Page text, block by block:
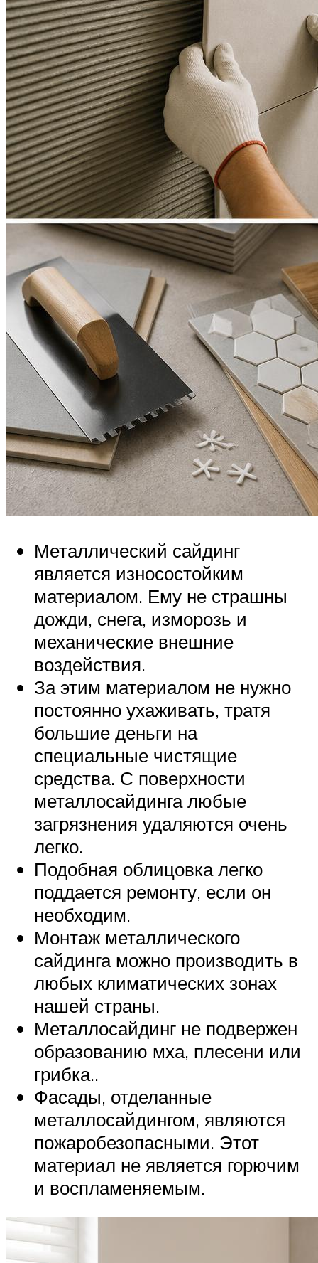
Металлический сайдинг
является износостойким
материалом. Ему не страшны
дожди, снега, изморозь и
механические внешние
воздействия.
За этим материалом не нужно
постоянно ухаживать, тратя
большие деньги на
специальные чистящие
средства. С поверхности
металлосайдинга любые
загрязнения удаляются очень
легко.
Подобная облицовка легко
поддается ремонту, если он
необходим.
Монтаж металлического
сайдинга можно производить в
любых климатических зонах
нашей страны.
Металлосайдинг не подвержен
образованию мха, плесени или
грибка..
Фасады, отделанные
металлосайдингом, являются
пожаробезопасными. Этот
материал не является горючим
и воспламеняемым.